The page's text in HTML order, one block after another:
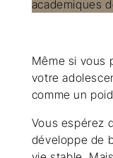
Même si vous
votre
comme un
Vous espérez
développe de